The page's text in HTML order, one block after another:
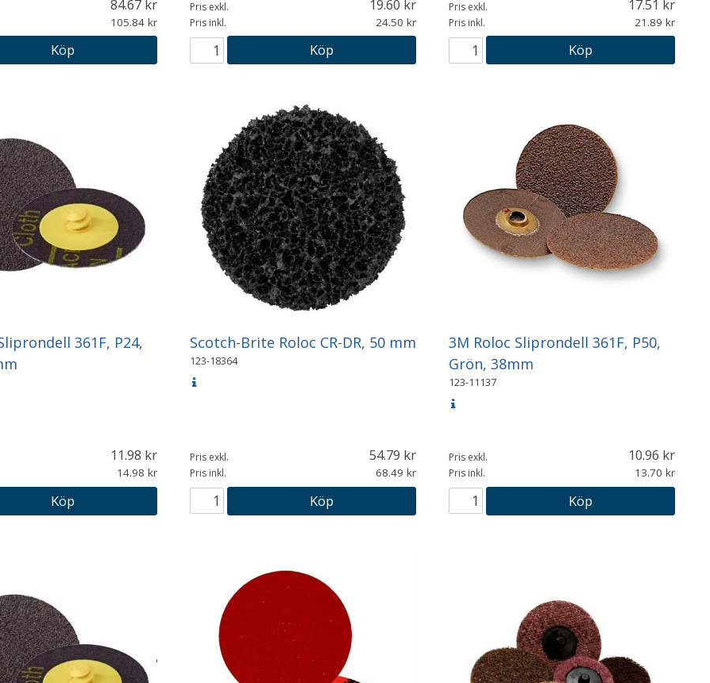
84.67
105.84
Köp
Pris exkl. 19.60
Pris inkl. 24.50
Köp
Pris exkl. 17.51
Pris inkl. 21.89
Köp
361F, P24,
11.98
14.98
Köp
Scotch-Brite Roloc CR-DR, 50 mm
123-18364
Pris exkl. 54.79
Pris inkl. 68.49
Köp
3M Roloc Sliprondell 361F, P50,
Grön, 38mm
123-11137
Pris exkl. 10.96
Pris inkl. 13.70
Köp